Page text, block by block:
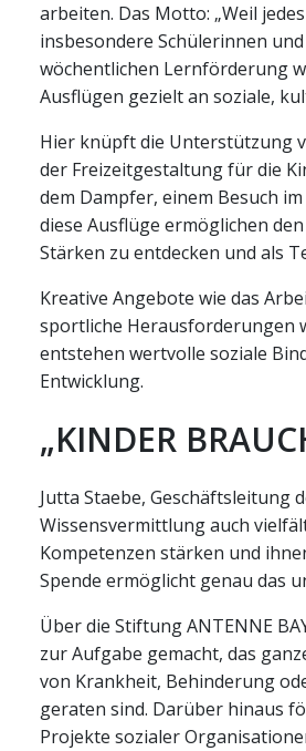
arbeiten. Das Motto: „Weil
insbesondere Schülerinnen
wöchentlichen Lernförderung
Ausflügen gezielt an soziale,
Hier knüpft die Unterstützung
der Freizeitgestaltung für die
dem Dampfer, einem Besuch
diese Ausflüge ermöglichen
Stärken zu entdecken und als
Kreative Angebote wie das
sportliche Herausforderungen
entstehen wertvolle soziale
Entwicklung.
„KINDER
Jutta Staebe, Geschäftsleitung
Wissensvermittlung auch
Kompetenzen stärken und
Spende ermöglicht genau das
Über die Stiftung ANTENNE
zur Aufgabe gemacht, das
von Krankheit, Behinderung
geraten sind. Darüber hinaus
Projekte sozialer